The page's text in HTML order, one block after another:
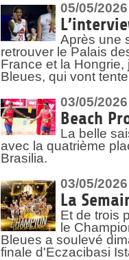
05/05/2026
Après une
retrouver le Palais
France et la Hongrie,
Bleues, qui vont
03/05/2026
Beach
La belle
avec la quatrième
Brasilia.
03/05/2026
La
Et de trois
le
Bleues a soulevé
finale d'Eczacibasi